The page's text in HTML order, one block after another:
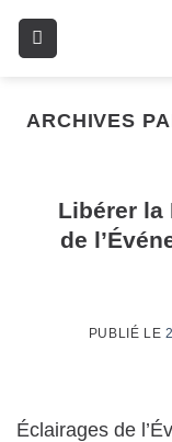
ARCHIVES
Libérer la
de
Éclairages de